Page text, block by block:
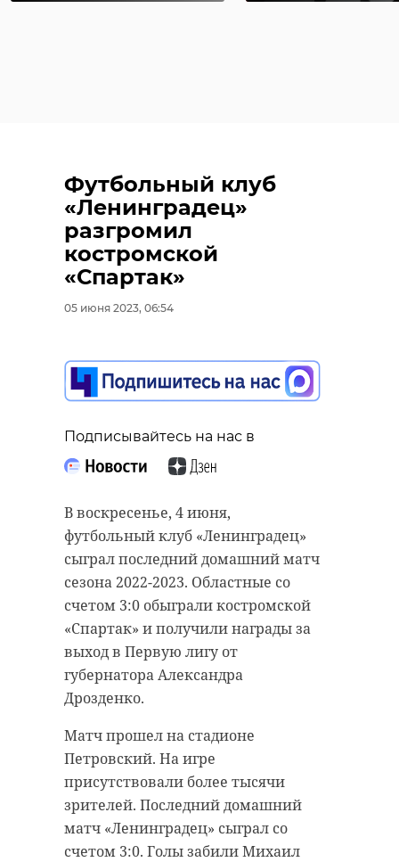
Футбольный клуб
«Ленинградец»
разгромил
костромской
«Спартак»
05 июня 2023, 06:54
Подписывайтесь на нас в
В воскресенье, 4 июня,
футбольный клуб «Ленинградец»
сыграл последний домашний матч
сезона 2022-2023. Областные со
счетом 3:0 обыграли костромской
«Спартак» и получили награды за
выход в Первую лигу от
губернатора Александра
Дрозденко.
Матч прошел на стадионе
Петровский. На игре
присутствовали более тысячи
зрителей. Последний домашний
матч «Ленинградец» сыграл со
счетом 3:0. Голы забили Михаил